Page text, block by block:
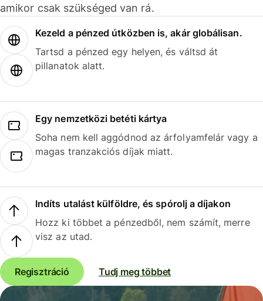
amikor csak szükséged van rá.
Kezeld a pénzed útközben is, akár globálisan.
Tartsd a pénzed egy helyen, és váltsd át
pillanatok alatt.
Egy nemzetközi betéti kártya
Soha nem kell aggódnod az árfolyamfelár vagy a
magas tranzakciós díjak miatt.
Indíts utalást külföldre, és spórolj a díjakon
Hozz ki többet a pénzedből, nem számít, merre
visz az utad.
Regisztráció Tudj meg többet